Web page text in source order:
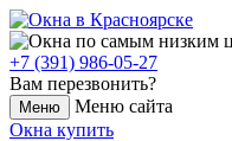
+7 (391) 986-05-27
Вам перезвонить?
Меню
Меню сайта
Окна купить